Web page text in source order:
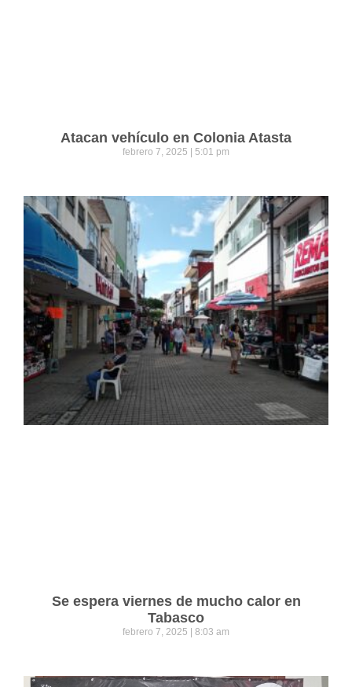
Atacan vehículo en Colonia Atasta
febrero 7, 2025 5:01 pm
Se espera viernes de mucho calor en
Tabasco
febrero 7, 2025 8:03 am